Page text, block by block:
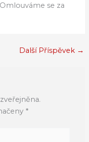
Omlouváme se za
Další Příspěvek →
*